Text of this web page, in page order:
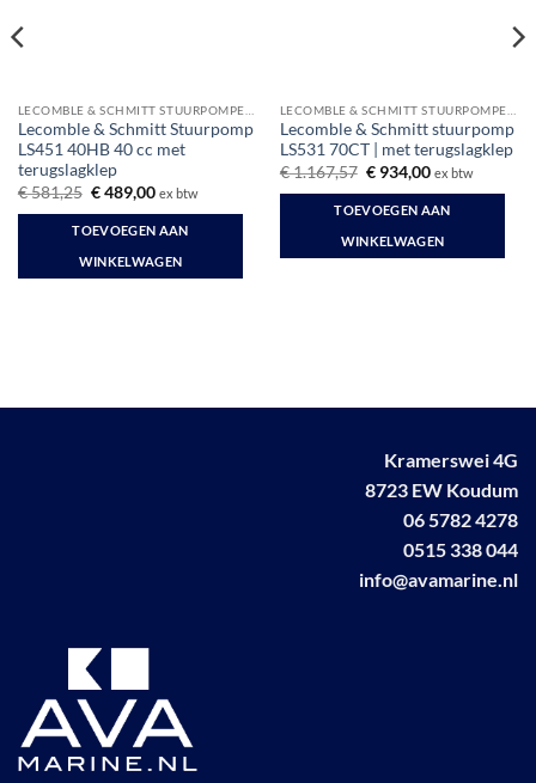
Lecomble & Schmitt Stuurpomp
LS451 40HB 40 cc met
terugslagklep
€581,25 Oorspronkelijke
was:
€ 581,25.
€489,00Huidige
is:
€ 489,00.
ex btw
TOEVOEGEN AAN
WINKELWAGEN
Lecomble & Schmitt stuurpomp
LS531 70CT | met terugslagklep
€1.167,57 Oorspronkelijke
was:
€ 1.167,57.
€934,00Huidige
is:
€ 934,00.
ex btw
TOEVOEGEN AAN
WINKELWAGEN
Kramerswei 4G
8723 EW Koudum
06 5782 4278
0515 338 044
info@avamarine.nl